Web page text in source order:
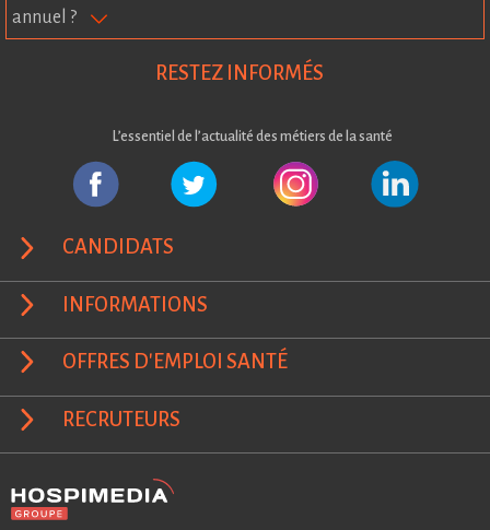
annuel ?
RESTEZ INFORMÉS
L’essentiel de l’actualité des métiers de la santé
CANDIDATS
INFORMATIONS
OFFRES D'EMPLOI SANTÉ
RECRUTEURS